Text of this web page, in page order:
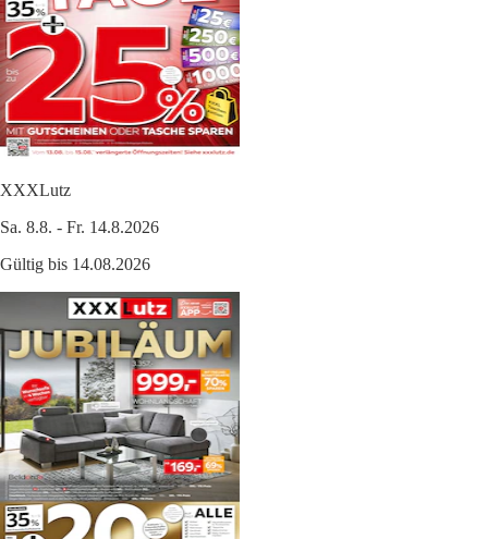
XXXLutz
Sa. 8.8. - Fr. 14.8.2026
Gültig bis 14.08.2026